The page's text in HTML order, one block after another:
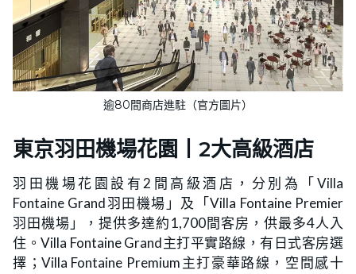
逾80間商店進駐（官方圖片）
東京羽田機場花園丨2大高級酒店
羽田機場花園設有2間高級酒店，分別為「Villa
Fontaine Grand羽田機場」及「Villa Fontaine Premier
羽田機場」，提供多達約1,700間客房，供最多4人入
住。Villa Fontaine Grand主打平實路線，有日式客房選
擇；Villa Fontaine Premium主打豪華路線，空間感十